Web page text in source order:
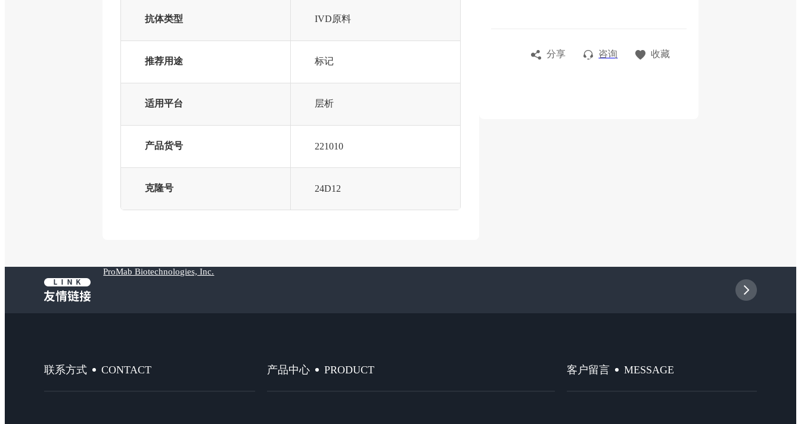
抗体类型 IVD原料
推荐用途 标记
适用平台 层析
产品货号 221010
克隆号 24D12
分享 咨询 收藏
ProMab Biotechnologies, Inc.
联系方式 CONTACT 产品中心 PRODUCT 客户留言 MESSAGE